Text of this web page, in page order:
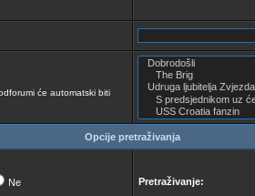
će automatski biti
Opcije pretraživanja
Ne Pretraživanje: